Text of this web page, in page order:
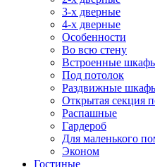
3-х дверные
4-х дверные
Особенности
Во всю стену
Встроенные
Под потолок
Раздвижные
Открытая секция
Распашные
Гардероб
Для маленького
Эконом
Гостиные